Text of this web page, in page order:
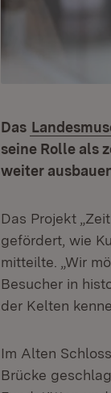
Das
seine Rolle als
weiter
Das Projekt
gefördert, wie
mitteilte. „Wir
Besucher in
der Kelten
Im Alten
Brücke